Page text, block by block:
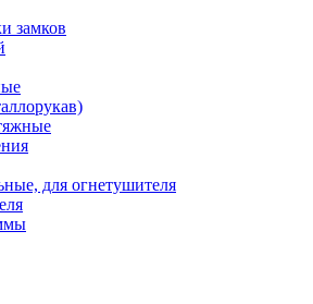
замков
для огнетушителя